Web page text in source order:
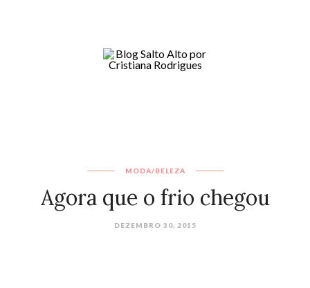
MODA/BELEZA
Agora que o frio chegou
DEZEMBRO 30, 2015